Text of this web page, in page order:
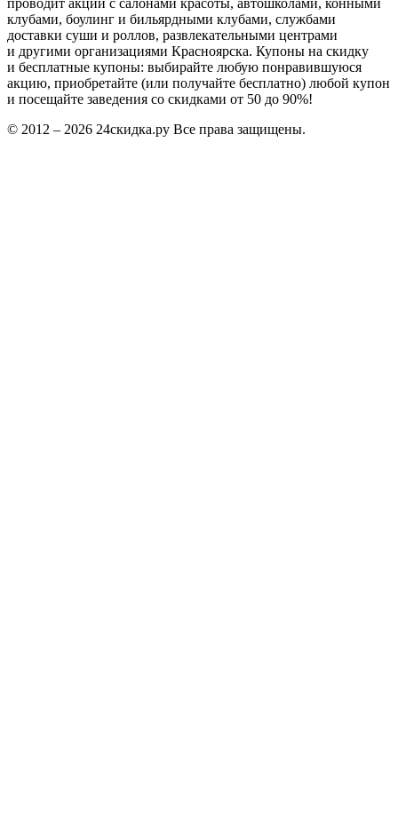
проводит акции с салонами красоты, автошколами, конными
клубами, боулинг и бильярдными клубами, службами
доставки суши и роллов, развлекательными центрами
и другими организациями Красноярска. Купоны на скидку
и бесплатные купоны: выбирайте любую понравившуюся
акцию, приобретайте (или получайте бесплатно) любой купон
и посещайте заведения со скидками от 50 до 90%!
© 2012 – 2026 24скидка.ру Все права защищены.